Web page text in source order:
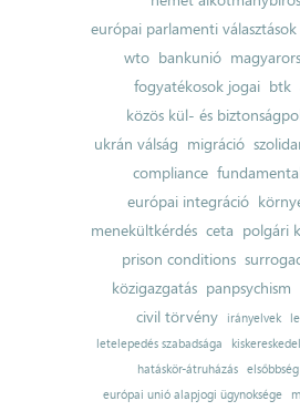
európai parlamenti választások
wto bankunió
fogyatékosok jogai btk
közös kül- és
ukrán válság migráció
compliance
európai integráció
menekültkérdés ceta polgári
prison conditions
közigazgatás panpsychism
civil törvény
irányelvek
letelepedés szabadsága
hatáskör-átruházás
európai unió alapjogi ügynoksége